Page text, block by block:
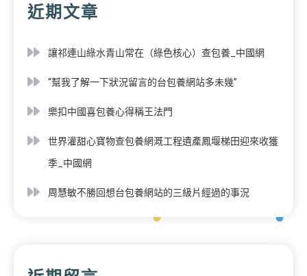
近期文章
讓祁連山綠水青山常在（綠色核心）查包養_中國網
“幫我了解一下狀況留言的台包養網站多未幾”
樂扣中國喜包養心得稱王法門
世界灌甜心寶物查包養網溉工程遺產鳳堰梯田迎來收獲
季_中國網
周慧敏不勝回想台包養網站的三級片經過的事況